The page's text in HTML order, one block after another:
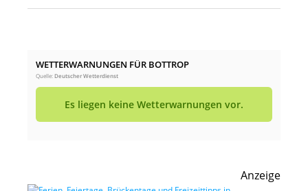
WETTERWARNUNGEN FÜR BOTTROP
Quelle:Deutscher Wetterdienst
Es liegen keine Wetterwarnungen vor.
Anzeige